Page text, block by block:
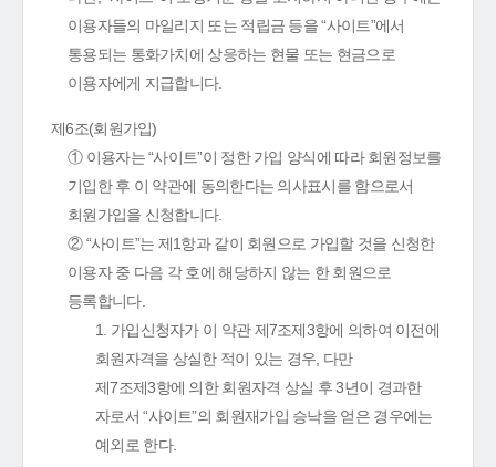
이용자들의 마일리지 또는 적립금 등을 “사이트”에서
통용되는 통화가치에 상응하는 현물 또는 현금으로
이용자에게 지급합니다.
제6조(회원가입)
① 이용자는 “사이트”이 정한 가입 양식에 따라 회원정보를
기입한 후 이 약관에 동의한다는 의사표시를 함으로서
회원가입을 신청합니다.
② “사이트”는 제1항과 같이 회원으로 가입할 것을 신청한
이용자 중 다음 각 호에 해당하지 않는 한 회원으로
등록합니다.
1. 가입신청자가 이 약관 제7조제3항에 의하여 이전에
회원자격을 상실한 적이 있는 경우, 다만
제7조제3항에 의한 회원자격 상실 후 3년이 경과한
자로서 “사이트”의 회원재가입 승낙을 얻은 경우에는
예외로 한다.